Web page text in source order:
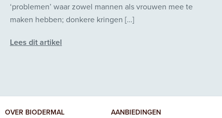
‘problemen’ waar zowel mannen als vrouwen mee te
maken hebben; donkere kringen […]
Lees dit artikel
OVER BIODERMAL AANBIEDINGEN